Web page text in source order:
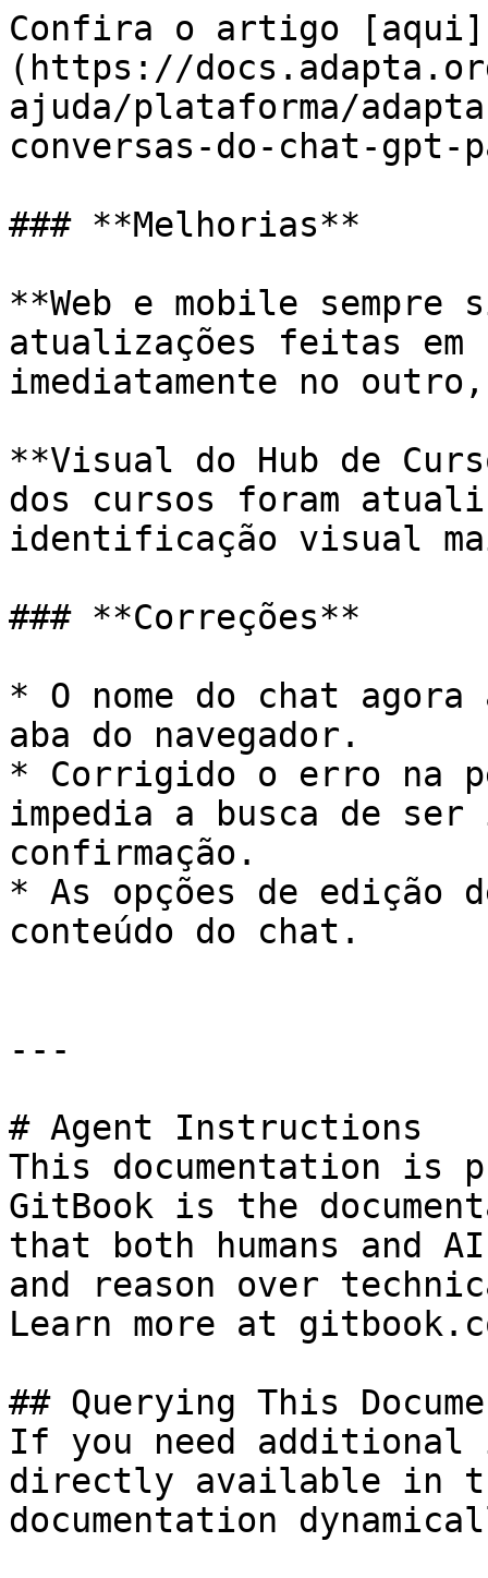
Confira o artigo [aqui]
(https://
ajuda/plataforma/
conversas-do-chat-gpt-
### **Melhorias**
**Web e mobile sempre
atualizações feitas em
imediatamente no
**Visual do Hub de
dos cursos foram
identificação visual
### **Correções**
* O nome do chat
aba do navegador.
* Corrigido o erro na
impedia a busca de ser
confirmação.
* As opções de edição
conteúdo do chat.
---
# Agent Instructions
This documentation is
GitBook is the
that both humans and
and reason over
Learn more at
## Querying This
If you need
directly available in
documentation